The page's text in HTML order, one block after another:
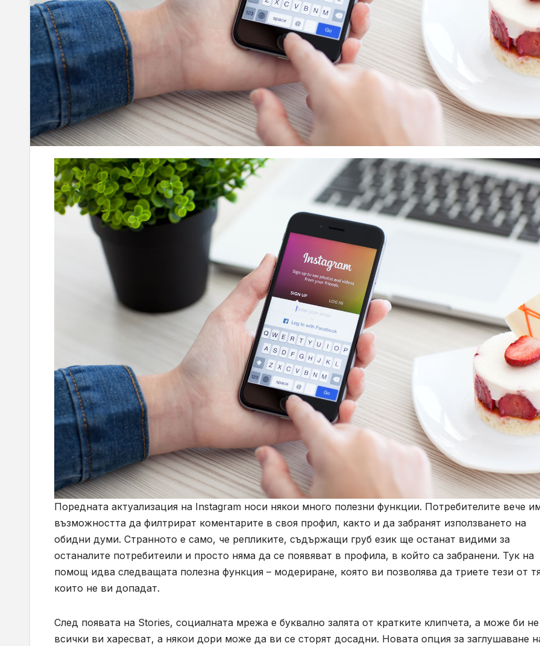
Поредната актуализация на Instagram носи някои много полезни функции. Потребителите вече
възможността да филтрират коментарите в своя профил, както и да забранят използването на
обидни думи. Странното е само, че репликите, съдържащи груб език ще останат видими за
останалите потребитеили и просто няма да се появяват в профила, в който са забранени. Тук на
помощ идва следващата полезна функция – модериране, която ви позволява да триете тези от
които не ви допадат.
След появата на Stories, социалната мрежа е буквално залята от кратките клипчета, а може би не
всички ви харесват, а някои дори може да ви се сторят досадни. Новата опция за заглушаване